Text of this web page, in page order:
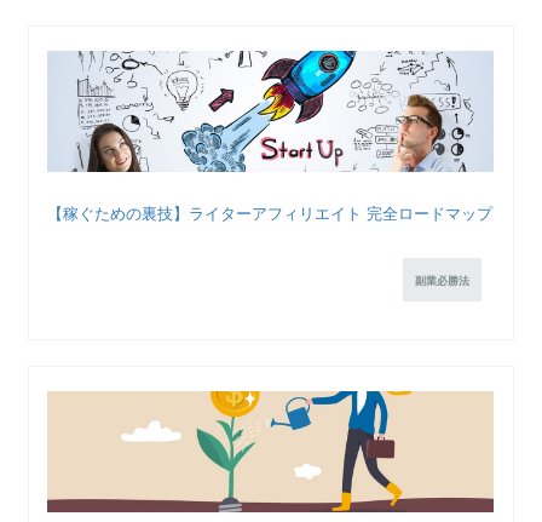
【稼ぐための裏技】ライターアフィリエイト 完全ロードマップ
副業必勝法